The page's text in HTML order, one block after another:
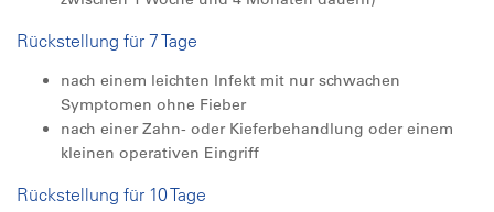
Rückstellung für 7 Tage
nach einem leichten Infekt mit nur schwachen
Symptomen ohne Fieber
nach einer Zahn- oder Kieferbehandlung oder einem
kleinen operativen Eingriff
Rückstellung für 10 Tage